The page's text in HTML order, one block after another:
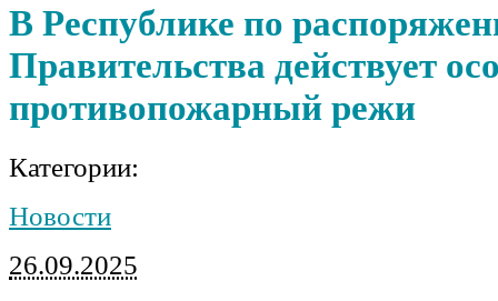
В Республике по
Правительства действует
противопожарный режи
Категории:
Новости
26.09.2025